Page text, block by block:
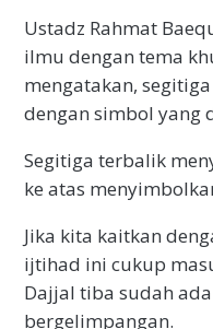
Ustadz Rahmat
ilmu dengan tema
mengatakan,
dengan simbol yang
Segitiga terbalik
ke atas
Jika kita kaitkan
ijtihad ini cukup
Dajjal tiba sudah
bergelimpangan.